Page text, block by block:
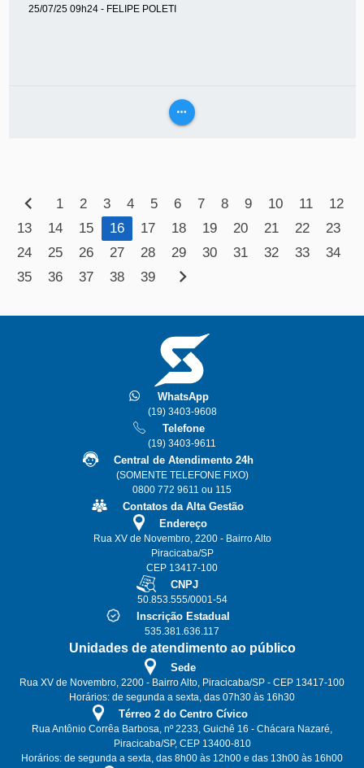
25/07/25 09h24 - FELIPE POLETI
more_horiz
chevron_left 1 2 3 4 5 6 7 8 9 10 11
12
13
14 15 16 17 18 19 20 21 22
23
24
25 26 27 28 29 30 31 32 33
34
35
36 37 38 39 chevron_right
WhatsApp
(19) 3403-9608
Telefone
(19) 3403-9611
Central de Atendimento 24h
(SOMENTE TELEFONE FIXO)
0800 772 9611 ou 115
Contatos da Alta Gestão
Endereço
Rua XV de Novembro, 2200 - Bairro Alto
Piracicaba/SP
CEP 13417-100
CNPJ
50.853.555/0001-54
Inscrição Estadual
535.381.636.117
Unidades de atendimento ao público
Sede
Rua XV de Novembro, 2200 - Bairro Alto, Piracicaba/SP - CEP 13417-100
Horários: de segunda a sexta, das 07h30 às 16h30
Térreo 2 do Centro Cívico
Rua Antônio Corrêa Barbosa, nº 2233, Guichê 16 - Chácara Nazaré,
Piracicaba/SP, CEP 13400-810
Horários: de segunda a sexta, das 8h00 às 12h00 e das 13h00 às 16h00